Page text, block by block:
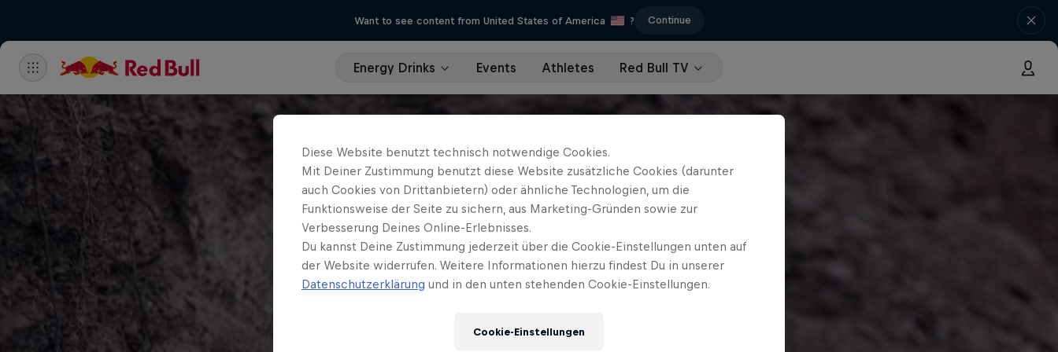
Want to see content from United States of America ? Continue
Energy Drinks Events Athletes Red Bull TV
Diese Website benutzt technisch notwendige Cookies.
Mit Deiner Zustimmung benutzt diese Website zusätzliche Cookies (darunter
auch Cookies von Drittanbietern) oder ähnliche Technologien, um die
Funktionsweise der Seite zu sichern, aus Marketing-Gründen sowie zur
Verbesserung Deines Online-Erlebnisses.
Du kannst Deine Zustimmung jederzeit über die Cookie-Einstellungen unten auf
der Website widerrufen. Weitere Informationen hierzu findest Du in unserer
Datenschutzerklärung und in den unten stehenden Cookie-Einstellungen.
Cookie-Einstellungen